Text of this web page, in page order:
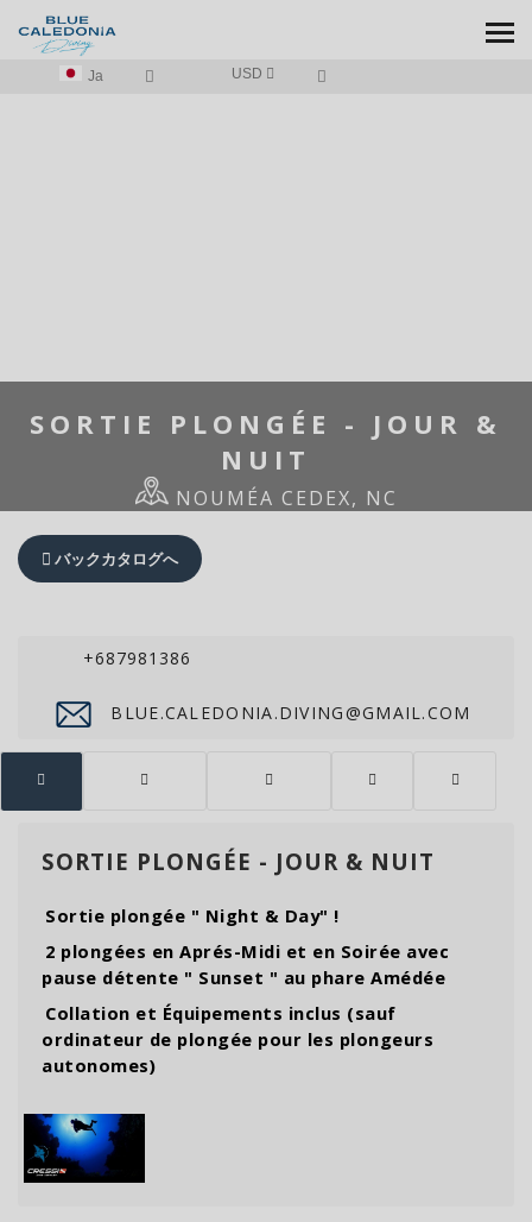
Ja USD
SORTIE PLONGÉE - JOUR &
NUIT
NOUMÉA CEDEX, NC
バックカタログへ
+687981386
BLUE.CALEDONIA.DIVING@GMAIL.COM
SORTIE PLONGÉE - JOUR & NUIT
Sortie plongée " Night & Day" !
2 plongées en Aprés-Midi et en Soirée avec
pause détente " Sunset " au phare Amédée
Collation et Équipements inclus (sauf
ordinateur de plongée pour les plongeurs
autonomes)